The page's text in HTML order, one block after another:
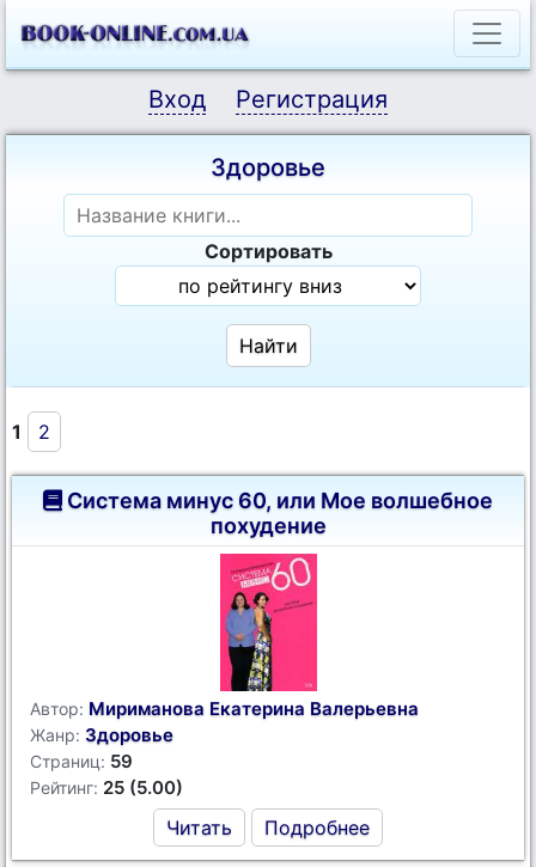
Вход Регистрация
Здоровье
Сортировать
1 2
Система минус 60, или Мое волшебное
похудение
Автор: Мириманова Екатерина Валерьевна
Жанр: Здоровье
Страниц: 59
Рейтинг: 25 (5.00)
Читать Подробнее